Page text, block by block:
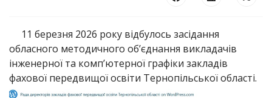
11 березня 2026 року відбулось засідання
обласного методичного об’єднання викладачів
інженерної та комп’ютерної графіки закладів
фахової передвищої освіти Тернопільської області.